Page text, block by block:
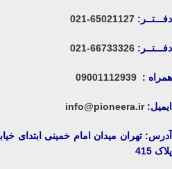
دفـــتــر: 65021127-021
دفـــتــر: 66733326-021
همراه : 09001112939
ایمیل:info@pioneera.ir
پلاک 415